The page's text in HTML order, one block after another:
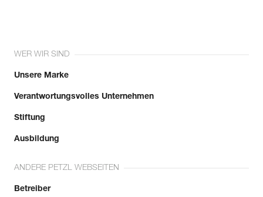
WER WIR SIND
Unsere Marke
Verantwortungsvolles Unternehmen
Stiftung
Ausbildung
ANDERE PETZL WEBSEITEN
Betreiber